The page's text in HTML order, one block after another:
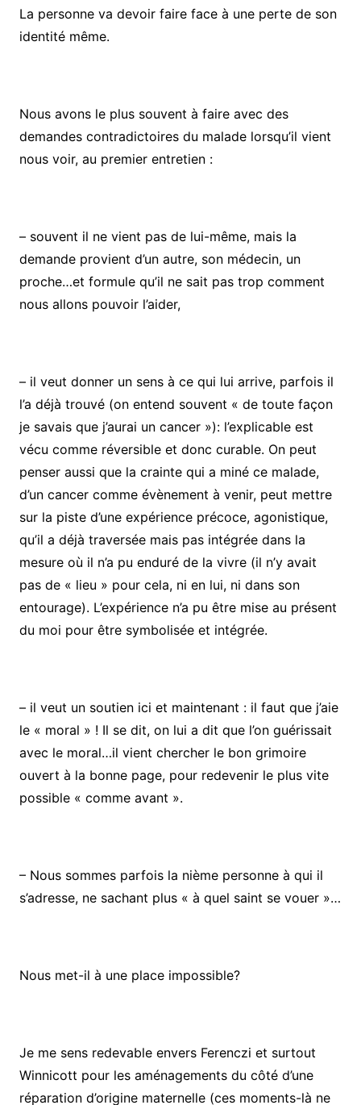
La personne va devoir faire face à une perte de son
identité même.
Nous avons le plus souvent à faire avec des
demandes contradictoires du malade lorsqu’il vient
nous voir, au premier entretien :
– souvent il ne vient pas de lui-même, mais la
demande provient d’un autre, son médecin, un
proche…et formule qu’il ne sait pas trop comment
nous allons pouvoir l’aider,
– il veut donner un sens à ce qui lui arrive, parfois il
l’a déjà trouvé (on entend souvent « de toute façon
je savais que j’aurai un cancer »): l’explicable est
vécu comme réversible et donc curable. On peut
penser aussi que la crainte qui a miné ce malade,
d’un cancer comme évènement à venir, peut mettre
sur la piste d’une expérience précoce, agonistique,
qu’il a déjà traversée mais pas intégrée dans la
mesure où il n’a pu enduré de la vivre (il n’y avait
pas de « lieu » pour cela, ni en lui, ni dans son
entourage). L’expérience n’a pu être mise au présent
du moi pour être symbolisée et intégrée.
– il veut un soutien ici et maintenant : il faut que j’aie
le « moral » ! Il se dit, on lui a dit que l’on guérissait
avec le moral…il vient chercher le bon grimoire
ouvert à la bonne page, pour redevenir le plus vite
possible « comme avant ».
– Nous sommes parfois la nième personne à qui il
s’adresse, ne sachant plus « à quel saint se vouer »…
Nous met-il à une place impossible?
Je me sens redevable envers Ferenczi et surtout
Winnicott pour les aménagements du côté d’une
réparation d’origine maternelle (ces moments-là ne